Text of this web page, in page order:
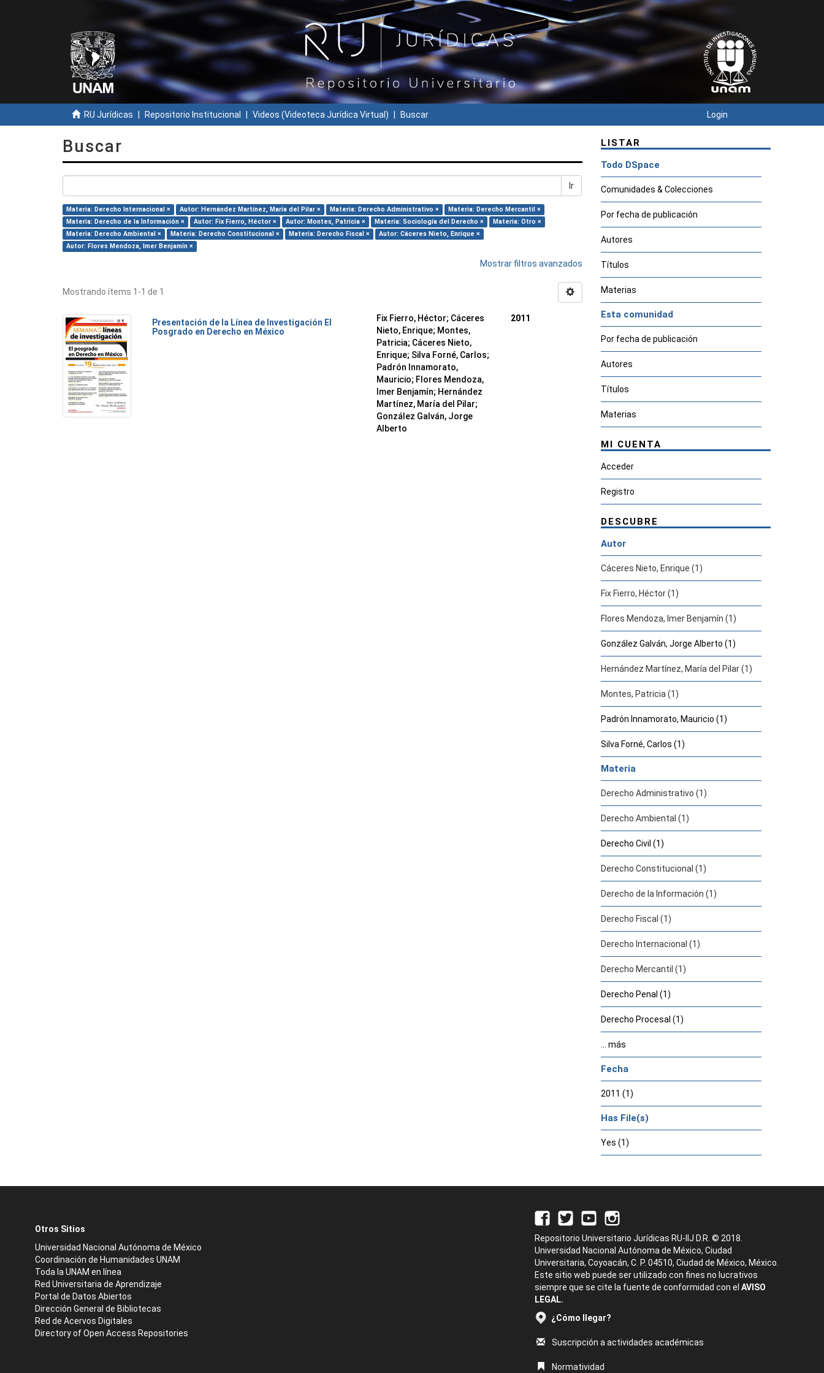
RU Jurídicas Repositorio Institucional Videos (Videoteca Jurídica Virtual) Buscar Login
Buscar
Ir
Materia: Derecho Internacional × Autor: Hernández Martínez, María del Pilar × Materia: Derecho Administrativo ×
Materia: Derecho Mercantil ×
Materia: Derecho de la Información ×
Autor: Fix Fierro, Héctor × Autor: Montes, Patricia × Materia: Sociología del Derecho ×
Materia: Otro ×
Materia: Derecho Ambiental ×
Materia: Derecho Constitucional × Materia: Derecho Fiscal ×
Autor: Cáceres Nieto, Enrique ×
Autor: Flores Mendoza, Imer Benjamín ×
Mostrar filtros avanzados
Mostrando ítems 1-1 de 1
Presentación de la Línea de Investigación El
Posgrado en Derecho en México
Fix Fierro, Héctor; Cáceres
Nieto, Enrique; Montes,
Patricia; Cáceres Nieto,
Enrique; Silva Forné, Carlos;
Padrón Innamorato,
Mauricio; Flores Mendoza,
Imer Benjamín; Hernández
Martínez, María del Pilar;
González Galván, Jorge
Alberto
2011
LISTAR
Todo DSpace
Comunidades & Colecciones
Por fecha de publicación
Autores
Títulos
Materias
Esta comunidad
Por fecha de publicación
Autores
Títulos
Materias
MI CUENTA
Acceder
Registro
DESCUBRE
Autor
Cáceres Nieto, Enrique (1)
Fix Fierro, Héctor (1)
Flores Mendoza, Imer Benjamín (1)
González Galván, Jorge Alberto (1)
Hernández Martínez, María del Pilar (1)
Montes, Patricia (1)
Padrón Innamorato, Mauricio (1)
Silva Forné, Carlos (1)
Materia
Derecho Administrativo (1)
Derecho Ambiental (1)
Derecho Civil (1)
Derecho Constitucional (1)
Derecho de la Información (1)
Derecho Fiscal (1)
Derecho Internacional (1)
Derecho Mercantil (1)
Derecho Penal (1)
Derecho Procesal (1)
... más
Fecha
2011 (1)
Has File(s)
Yes (1)
Otros Sitios
Universidad Nacional Autónoma de México
Coordinación de Humanidades UNAM
Toda la UNAM en línea
Red Universitaria de Aprendizaje
Portal de Datos Abiertos
Dirección General de Bibliotecas
Red de Acervos Digitales
Directory of Open Access Repositories
Repositorio Universitario Jurídicas RU-IIJ D.R. © 2018.
Universidad Nacional Autónoma de México, Ciudad
Universitaria, Coyoacán, C. P. 04510, Ciudad de México, México.
Este sitio web puede ser utilizado con fines no lucrativos
siempre que se cite la fuente de conformidad con el AVISO
LEGAL.
¿Cómo llegar?
Suscripción a actividades académicas
Normatividad